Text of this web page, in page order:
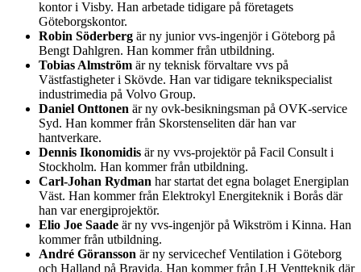
kontor i Visby. Han arbetade tidigare på företagets
Göteborgskontor.
Robin Söderberg är ny junior vvs-ingenjör i Göteborg på
Bengt Dahlgren. Han kommer från utbildning.
Tobias Almström är ny teknisk förvaltare vvs på
Västfastigheter i Skövde. Han var tidigare teknikspecialist
industrimedia på Volvo Group.
Daniel Onttonen är ny ovk-besikningsman på OVK-service
Syd. Han kommer från Skorstenseliten där han var
hantverkare.
Dennis Ikonomidis är ny vvs-projektör på Facil Consult i
Stockholm. Han kommer från utbildning.
Carl-Johan Rydman har startat det egna bolaget Energiplan
Väst. Han kommer från Elektrokyl Energiteknik i Borås där
han var energiprojektör.
Elio Joe Saade är ny vvs-ingenjör på Wikström i Kinna. Han
kommer från utbildning.
André Göransson är ny servicechef Ventilation i Göteborg
och Halland på Bravida. Han kommer från LH Ventteknik där